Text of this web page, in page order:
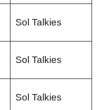
Sol Talkies
Sol Talkies
Sol Talkies